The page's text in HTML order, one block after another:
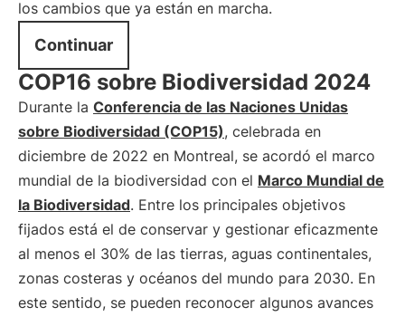
los cambios que ya están en marcha.
Continuar
COP16 sobre Biodiversidad 2024
Durante la Conferencia de las Naciones Unidas
sobre Biodiversidad (COP15), celebrada en
diciembre de 2022 en Montreal, se acordó el marco
mundial de la biodiversidad con el Marco Mundial de
la Biodiversidad. Entre los principales objetivos
fijados está el de conservar y gestionar eficazmente
al menos el 30% de las tierras, aguas continentales,
zonas costeras y océanos del mundo para 2030. En
este sentido, se pueden reconocer algunos avances